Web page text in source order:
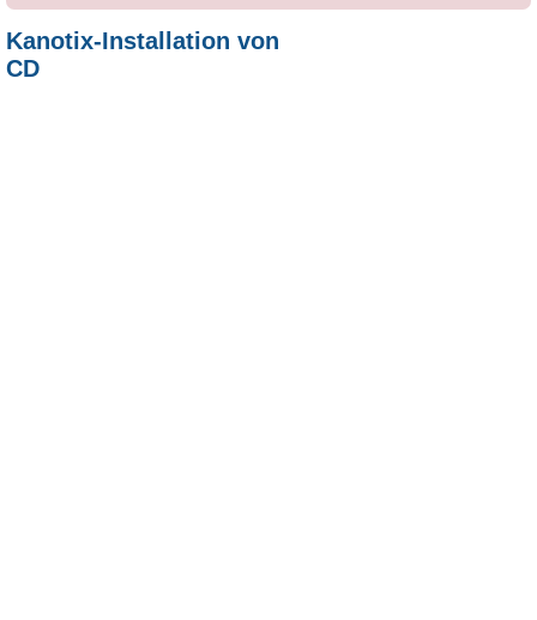
Kanotix-Installation von
CD